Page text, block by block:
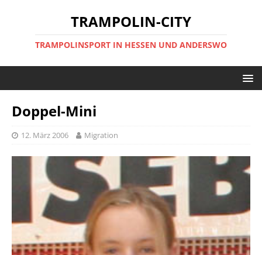
TRAMPOLIN-CITY
TRAMPOLINSPORT IN HESSEN UND ANDERSWO
Doppel-Mini
12. März 2006 Migration